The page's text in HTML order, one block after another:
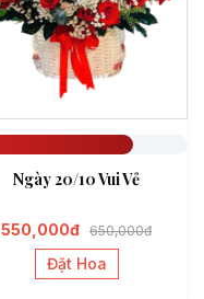
Ngày 20/10 Vui Vẻ
550,000đ 650,000đ
Đặt Hoa